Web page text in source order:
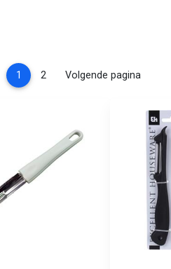
1 (current)
2 Volgende pagina